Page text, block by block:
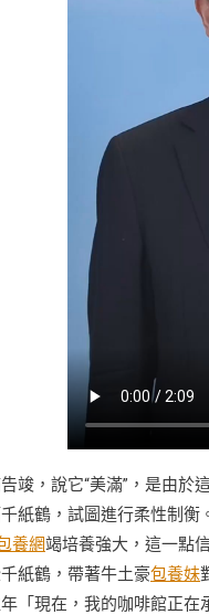
竣，說它“美滿”，是由
紙鶴，試圖進行柔性制衡
養網竭培養強大，這一點
紙鶴，帶著牛土豪包養妹
「現在，我的咖啡館正在